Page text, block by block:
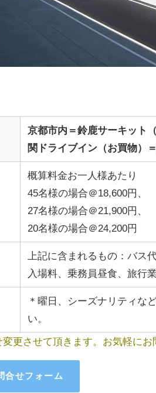
京都市内＝鈴鹿サーキット
関ドライブイン（お買物）
概算料金お一人様あたり
45名様の場合＠18,600円、
27名様の場合＠21,900円、
20名様の場合＠24,200円
上記に含まれるもの：バス
入場料、乗務員昼食、旅行
＊曜日、シーズナリティな
い。
更させて頂きます。お気軽にお
合せフォーム